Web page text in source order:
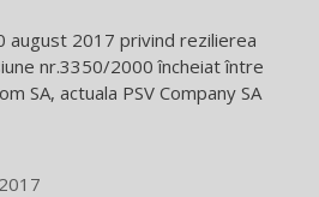
august 2017 privind rezilierea
nr.3350/2000 încheiat între
SA, actuala PSV Company SA